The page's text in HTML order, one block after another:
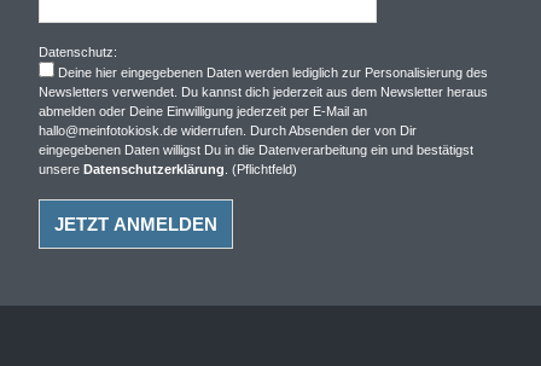
Datenschutz:
Deine hier eingegebenen Daten werden lediglich zur Personalisierung des
Newsletters verwendet. Du kannst dich jederzeit aus dem Newsletter heraus
abmelden oder Deine Einwilligung jederzeit per E-Mail an
hallo@meinfotokiosk.de widerrufen. Durch Absenden der von Dir
eingegebenen Daten willigst Du in die Datenverarbeitung ein und bestätigst
unsereDatenschutzerklärung . (Pflichtfeld)